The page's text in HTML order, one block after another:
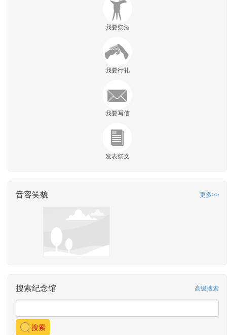
我要祭酒
我要行礼
我要写信
发表祭文
音容笑貌 更多>>
搜索纪念馆 高级搜索
搜索